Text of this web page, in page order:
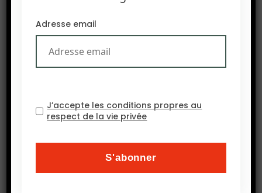
patates douces et le 3
après les États-Unis et les Pays-Bas. En 2023, les
expéditions égyptiennes de ce tubercule sur le
marché international ont rapporté $127,5
Adresse email
J’accepte les conditions propres au
respect de la vie privée